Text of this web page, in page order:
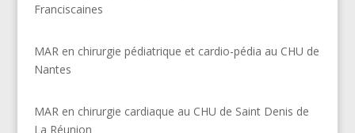
Franciscaines
MAR en chirurgie pédiatrique et cardio-pédia au CHU de
Nantes
MAR en chirurgie cardiaque au CHU de Saint Denis de
La Réunion